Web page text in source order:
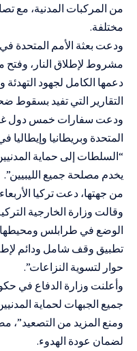
من المركبات المدنية، مع
مختلفة.
ودعت بعثة الأمم المتحدة
مشروط لإطلاق النار، وفتح
دعمها الكامل لجهود
التقارير التي تفيد بسقوط
ودعت سفارات خمس دول
المتحدة وبريطانيا
“السلطات إلى حماية
يخدم مصلحة جميع الليبيين”.
من جهتها، دعت تركيا
وقالت وزارة الخارجية
الوضع في طرابلس
تطبيق وقف شامل ودائم
حوار لتسوية النزاعات”.
وأعلنت وزارة الدفاع في
جميع الجبهات لحماية
ومنع المزيد من التصعيد”،
لضمان عودة الهدوء.